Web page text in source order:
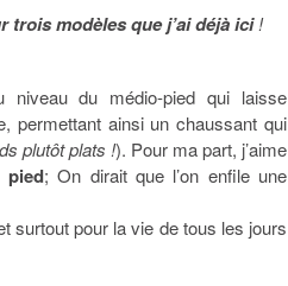
modèles que j’ai déjà ici!
du médio-pied qui laisse
permettant ainsi un chaussant qui
plutôt plats !). Pour ma part, j’aime
pied; On dirait que l’on enfile une
surtout pour la vie de tous les jours